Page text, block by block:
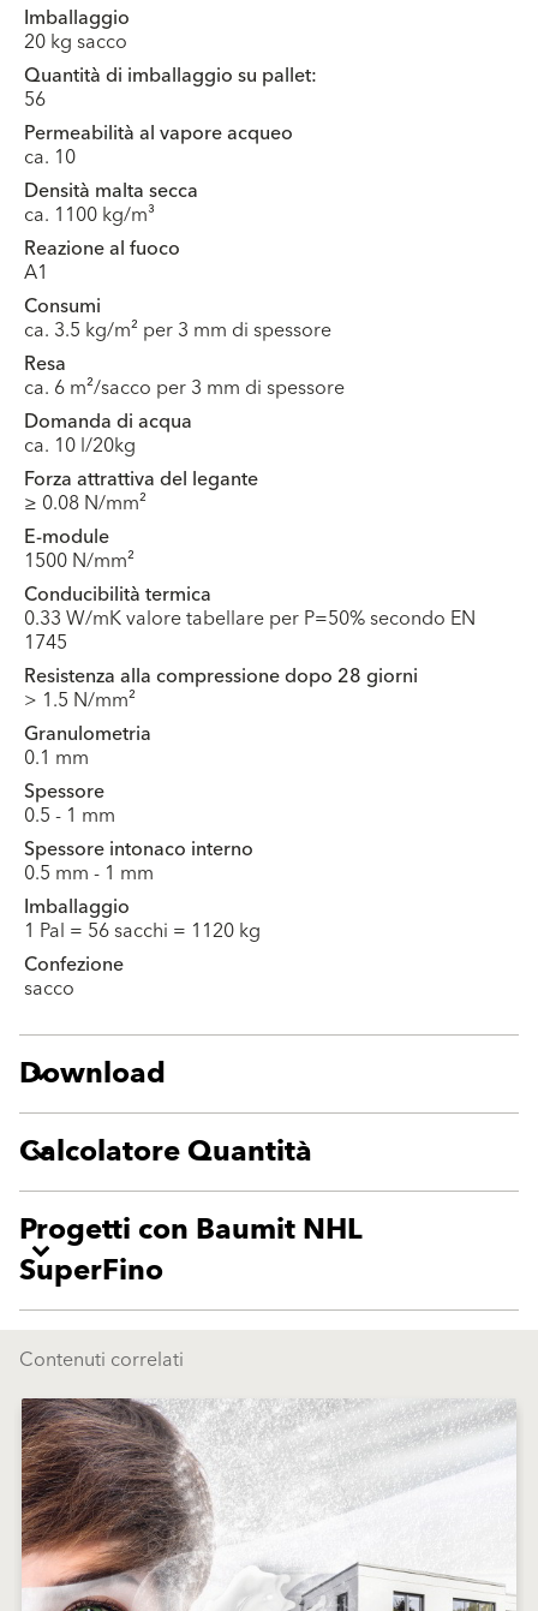
Imballaggio
20 kg sacco
Quantità di imballaggio su pallet:
56
Permeabilità al vapore acqueo
ca. 10
Densità malta secca
ca. 1100 kg/m³
Reazione al fuoco
A1
Consumi
ca. 3.5 kg/m² per 3 mm di spessore
Resa
ca. 6 m²/sacco per 3 mm di spessore
Domanda di acqua
ca. 10 l/20kg
Forza attrattiva del legante
≥ 0.08 N/mm²
E-module
1500 N/mm²
Conducibilità termica
0.33 W/mK valore tabellare per P=50% secondo EN
1745
Resistenza alla compressione dopo 28 giorni
> 1.5 N/mm²
Granulometria
0.1 mm
Spessore
0.5 - 1 mm
Spessore intonaco interno
0.5 mm - 1 mm
Imballaggio
1 Pal = 56 sacchi = 1120 kg
Confezione
sacco
Download
Calcolatore Quantità
Progetti con Baumit NHL
SuperFino
Contenuti correlati